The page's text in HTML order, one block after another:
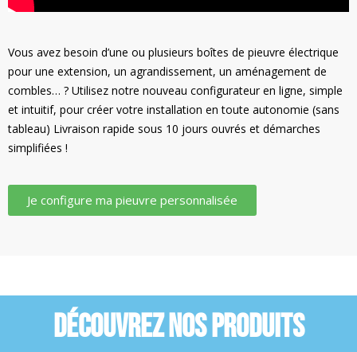
Vous avez besoin d’une ou plusieurs boîtes de pieuvre électrique
pour une extension, un agrandissement, un aménagement de
combles… ? Utilisez notre nouveau configurateur en ligne, simple
et intuitif, pour créer votre installation en toute autonomie (sans
tableau) Livraison rapide sous 10 jours ouvrés et démarches
simplifiées !
Je configure ma pieuvre personnalisée
DÉCOUVREZ NOS PRODUITS